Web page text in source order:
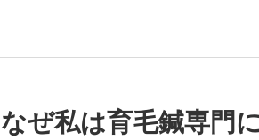
なぜ私は育毛鍼専門